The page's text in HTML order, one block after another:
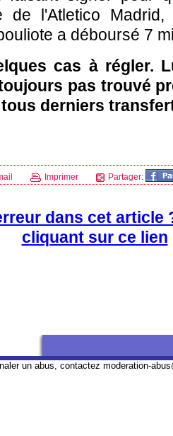
de l'Atletico
a déboursé 7
cas à régler.
pas trouvé
derniers
Imprimer Partager:
dans cet article
cliquant sur ce lien
un abus, contactez moderation-